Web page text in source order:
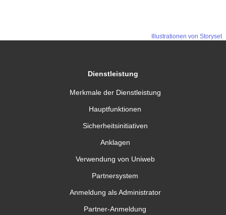
Illustrationen von Storyset
Dienstleistung
Merkmale der Dienstleistung
Hauptfunktionen
Sicherheitsinitiativen
Anklagen
Verwendung von Uniweb
Partnersystem
Anmeldung als Administrator
Partner-Anmeldung